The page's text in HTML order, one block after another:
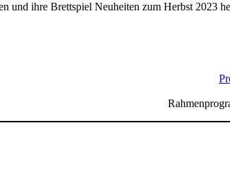
und ihre Brettspiel Neuheiten zum Herbst 2023